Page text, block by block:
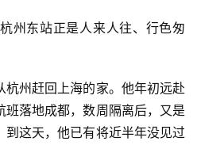
州东站正是人来人往、行色匆
杭州赶回上海的家。他年初远赴
落地成都，数周隔离后，又是
到这天，他已有将近半年没见过